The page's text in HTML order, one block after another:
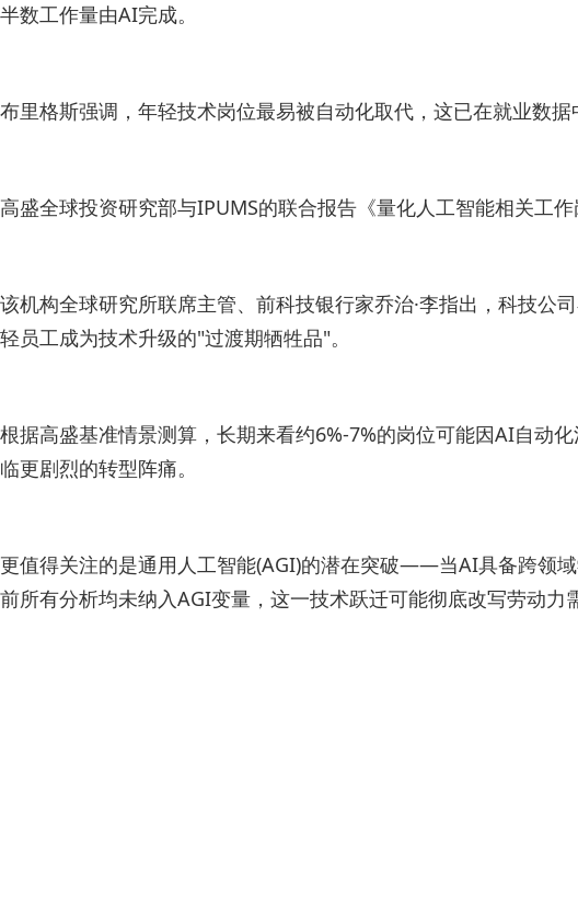
半数工作量由AI完成。
布里格斯强调，年轻技术岗位最易被自动化取代，这已在就业数
高盛全球投资研究部与IPUMS的联合报告《量化人工智能相关工
该机构全球研究所联席主管、前科技银行家乔治·李指出，科技
轻员工成为技术升级的"过渡期牺牲品"。
根据高盛基准情景测算，长期来看约6%-7%的岗位可能因AI自动
临更剧烈的转型阵痛。
更值得关注的是通用人工智能(AGI)的潜在突破——当AI具备跨领
前所有分析均未纳入AGI变量，这一技术跃迁可能彻底改写劳动力